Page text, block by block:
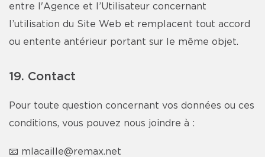
entre l'Agence et l’Utilisateur concernant
l’utilisation du Site Web et remplacent tout accord
ou entente antérieur portant sur le même objet.
19. Contact
Pour toute question concernant vos données ou ces
conditions, vous pouvez nous joindre à :
📧 mlacaille@remax.net